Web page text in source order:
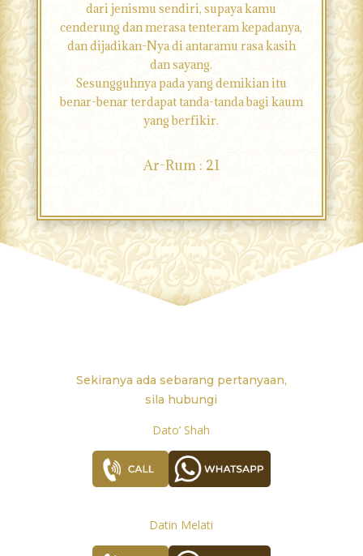
dari jenismu sendiri, supaya kamu
cenderung dan merasa tenteram kepadanya,
dan dijadikan-Nya di antaramu rasa kasih
dan sayang.
Sesungguhnya pada yang demikian itu
benar-benar terdapat tanda-tanda bagi kaum
yang berfikir.
Ar-Rum : 21
Sekiranya ada sebarang pertanyaan,
sila hubungi
Dato’ Shah
Datin Melati